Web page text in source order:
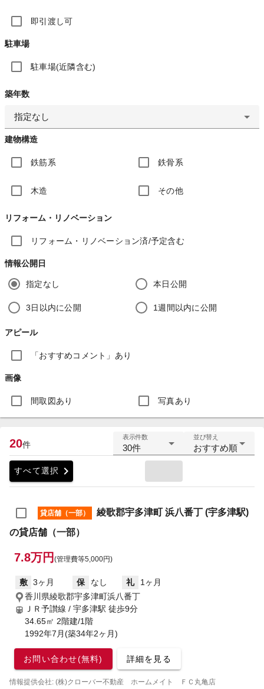
即引渡し可
駐車場
駐車場(近隣含む)
築年数
指定なし
建物構造
鉄筋系 鉄骨系
木造 その他
リフォーム・リノベーション
リフォーム・リノベーション済/予定含む
情報公開日
指定なし 本日公開
3日以内に公開 1週間以内に公開
アピール
「おすすめコメント」あり
画像
間取図あり 写真あり
20件
表示件数
30件
並び替え
おすすめ順
すべて選択 chevron_right
貸店舗（一部）
綾歌郡宇多津町 浜八番丁 (宇多津駅)
の貸店舗（一部）
7.8万円 (管理費等5,000円)
敷 3ヶ月 保 なし 礼
1ヶ月
香川県綾歌郡宇多津町浜八番丁
ＪＲ予讃線 / 宇多津駅 徒歩9分
34.65㎡ 2階建/1階
1992年7月(築34年2ヶ月)
お問い合わせ(無料) 詳細を見る
情報提供会社: (株)クローバー不動産 ホームメイト ＦＣ丸亀店